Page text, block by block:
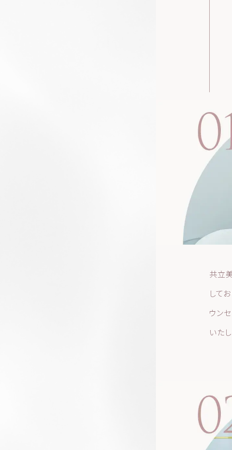
共立
して
ウン
いた